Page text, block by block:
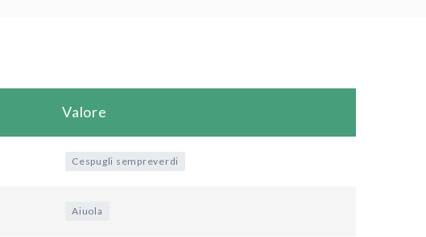
Valore
Cespugli sempreverdi
Aiuola